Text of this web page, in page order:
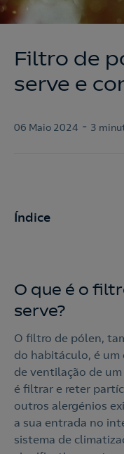
Filtro de
serve e
06 Maio 2024 - 3
O que é o
serve?
O filtro de pólen,
do habitáculo, é um
de ventilação de
é filtrar e reter
outros alergénios
a sua entrada no
sistema de
Índice